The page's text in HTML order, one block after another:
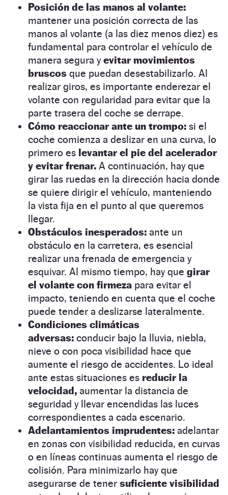
Posición de las manos al volante:
mantener una posición correcta de las
manos al volante (a las diez menos diez) es
fundamental para controlar el vehículo de
manera segura yevitar movimientos
bruscos que puedan desestabilizarlo. Al
realizar giros, es importante enderezar el
volante con regularidad para evitar que la
parte trasera del coche se derrape.
Cómo reaccionar ante un trompo: si el
coche comienza a deslizar en una curva, lo
primero es levantar el pie del acelerador
y evitar frenar. A continuación, hay que
girar las ruedas en la dirección hacia donde
se quiere dirigir el vehículo, manteniendo
la vista fija en el punto al que queremos
llegar.
Obstáculos inesperados: ante un
obstáculo en la carretera, es esencial
realizar una frenada de emergencia y
esquivar. Al mismo tiempo, hay que girar
el volante con firmeza para evitar el
impacto, teniendo en cuenta que el coche
puede tender a deslizarse lateralmente.
Condiciones climáticas
adversas: conducir bajo la lluvia, niebla,
nieve o con poca visibilidad hace que
aumente el riesgo de accidentes. Lo ideal
ante estas situaciones es reducir la
velocidad, aumentar la distancia de
seguridad y llevar encendidas las luces
correspondientes a cada escenario.
Adelantamientos imprudentes: adelantar
en zonas con visibilidad reducida, en curvas
o en líneas continuas aumenta el riesgo de
colisión. Para minimizarlo hay que
asegurarse de tener suficiente visibilidad